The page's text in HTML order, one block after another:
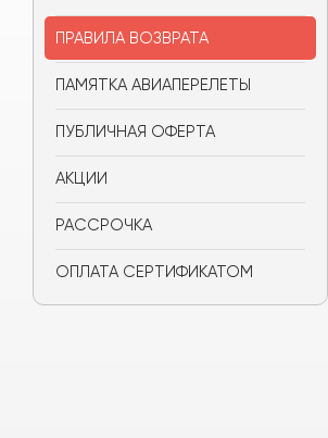
ПРАВИЛА ВОЗВРАТА
ПАМЯТКА АВИАПЕРЕЛЕТЫ
ПУБЛИЧНАЯ ОФЕРТА
АКЦИИ
РАССРОЧКА
ОПЛАТА СЕРТИФИКАТОМ